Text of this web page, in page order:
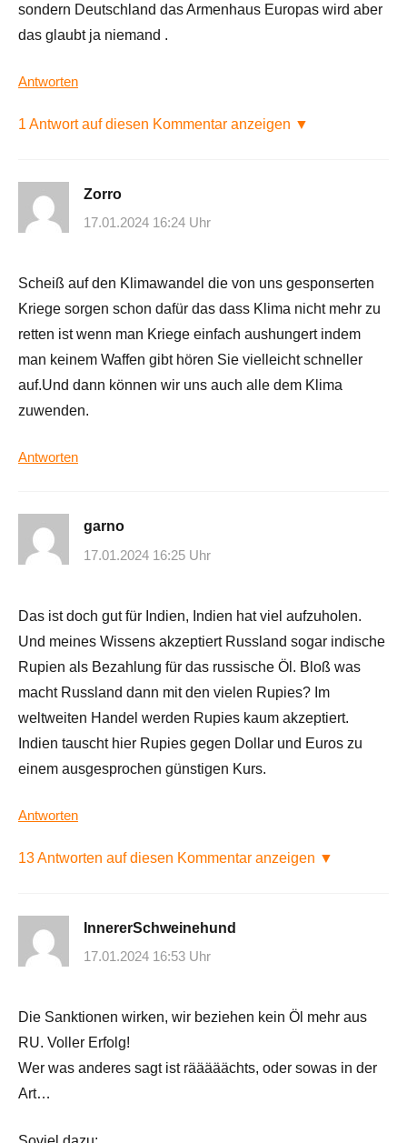
sondern Deutschland das Armenhaus Europas wird aber
das glaubt ja niemand .
Antworten
1 Antwort auf diesen Kommentar anzeigen ▼
Zorro
17.01.2024 16:24 Uhr
Scheiß auf den Klimawandel die von uns gesponserten
Kriege sorgen schon dafür das dass Klima nicht mehr zu
retten ist wenn man Kriege einfach aushungert indem
man keinem Waffen gibt hören Sie vielleicht schneller
auf.Und dann können wir uns auch alle dem Klima
zuwenden.
Antworten
garno
17.01.2024 16:25 Uhr
Das ist doch gut für Indien, Indien hat viel aufzuholen.
Und meines Wissens akzeptiert Russland sogar indische
Rupien als Bezahlung für das russische Öl. Bloß was
macht Russland dann mit den vielen Rupies? Im
weltweiten Handel werden Rupies kaum akzeptiert.
Indien tauscht hier Rupies gegen Dollar und Euros zu
einem ausgesprochen günstigen Kurs.
Antworten
13 Antworten auf diesen Kommentar anzeigen ▼
InnererSchweinehund
17.01.2024 16:53 Uhr
Die Sanktionen wirken, wir beziehen kein Öl mehr aus
RU. Voller Erfolg!
Wer was anderes sagt ist rääääächts, oder sowas in der
Art…